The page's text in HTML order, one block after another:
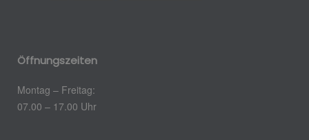
Öffnungszeiten
Montag – Freitag:
07.00 – 17.00 Uhr